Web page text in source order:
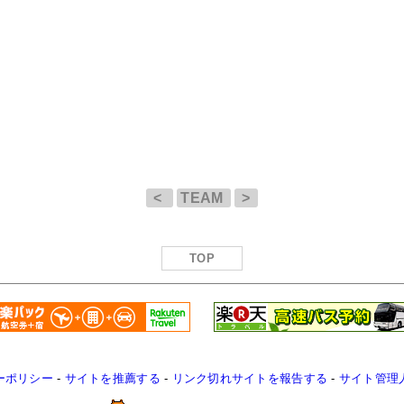
< TEAM >
TOP
ポリシー - サイトを推薦する - リンク切れサイトを報告する - サイト管理